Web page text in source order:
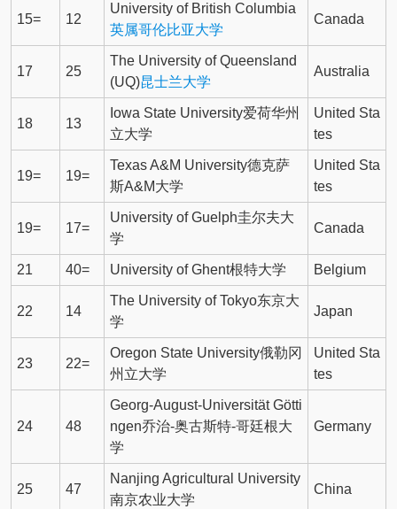
15= 12
University of British Columbia
英属哥伦比亚大学
Canada
17 25
The University of Queensland
(UQ)昆士兰大学
Australia
18 13
Iowa State University爱荷华州
立大学
United Sta
tes
19= 19=
Texas A&M University德克萨
斯A&M大学
United Sta
tes
19= 17=
University of Guelph圭尔夫大
学
Canada
21 40= University of Ghent根特大学 Belgium
22 14
The University of Tokyo东京大
学
Japan
23 22=
Oregon State University俄勒冈
州立大学
United Sta
tes
24 48
Georg-August-Universität Götti
ngen乔治-奥古斯特-哥廷根大
学
Germany
25 47
Nanjing Agricultural University
南京农业大学
China